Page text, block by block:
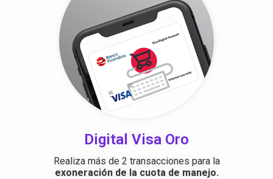
Digital Visa Oro
Realiza más de 2 transacciones para la
exoneración de la cuota de manejo.